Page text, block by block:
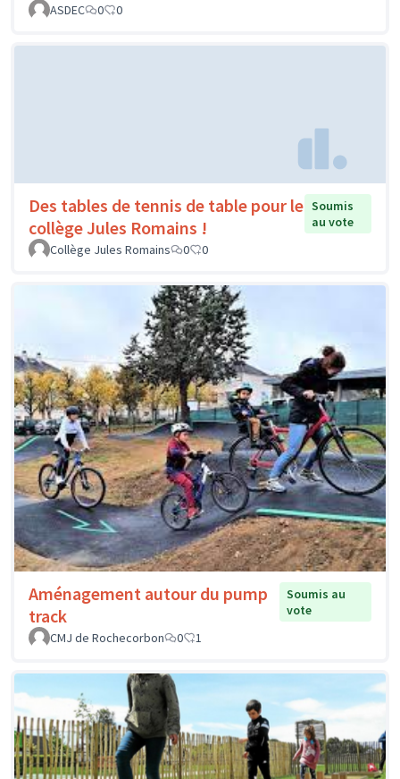
ASDEC 0 0
Des tables de tennis de table pour le
collège Jules Romains !
Soumis
au vote
Collège Jules Romains
0 0
Aménagement autour du pump
track
Soumis au
vote
CMJ de Rochecorbon
0 1